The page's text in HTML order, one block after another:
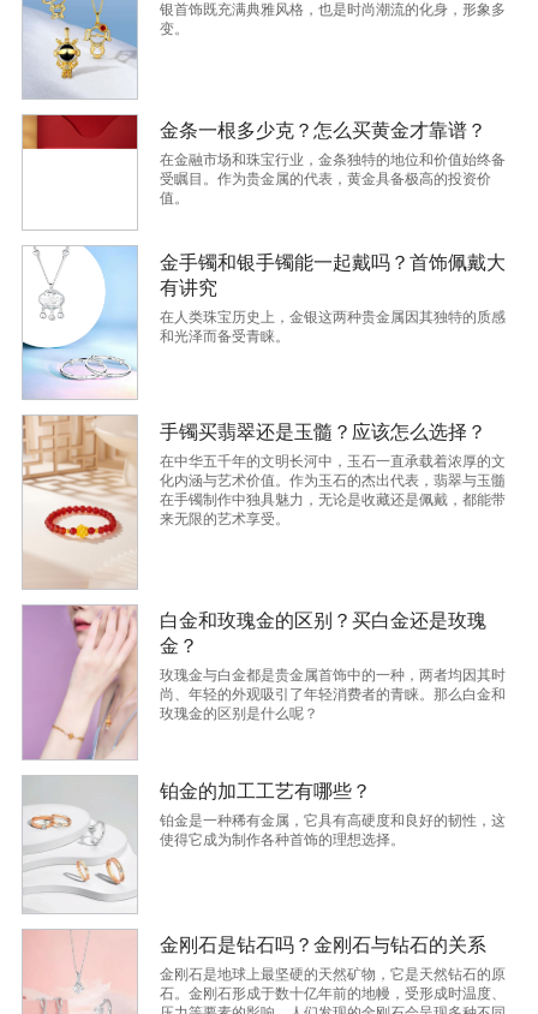
银首饰既充满典雅风格，也是时尚潮流的化身，形象多
变。
金条一根多少克？怎么买黄金才靠谱？
在金融市场和珠宝行业，金条独特的地位和价值始终备
受瞩目。作为贵金属的代表，黄金具备极高的投资价
值。
金手镯和银手镯能一起戴吗？首饰佩戴大
有讲究
在人类珠宝历史上，金银这两种贵金属因其独特的质感
和光泽而备受青睐。
手镯买翡翠还是玉髓？应该怎么选择？
在中华五千年的文明长河中，玉石一直承载着浓厚的文
化内涵与艺术价值。作为玉石的杰出代表，翡翠与玉髓
在手镯制作中独具魅力，无论是收藏还是佩戴，都能带
来无限的艺术享受。
白金和玫瑰金的区别？买白金还是玫瑰
金？
玫瑰金与白金都是贵金属首饰中的一种，两者均因其时
尚、年轻的外观吸引了年轻消费者的青睐。那么白金和
玫瑰金的区别是什么呢？
铂金的加工工艺有哪些？
铂金是一种稀有金属，它具有高硬度和良好的韧性，这
使得它成为制作各种首饰的理想选择。
金刚石是钻石吗？金刚石与钻石的关系
金刚石是地球上最坚硬的天然矿物，它是天然钻石的原
石。金刚石形成于数十亿年前的地幔，受形成时温度、